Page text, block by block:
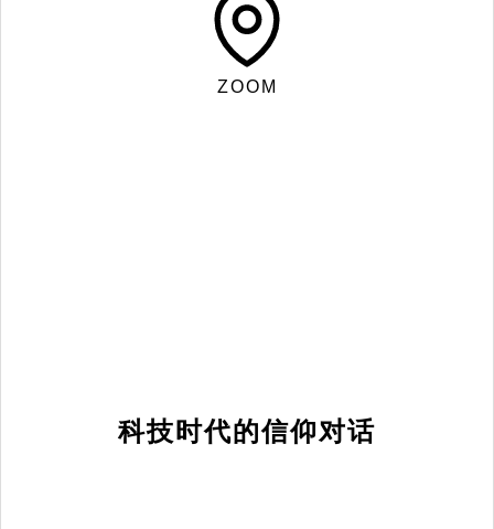
ZOOM
科技时代的信仰对话